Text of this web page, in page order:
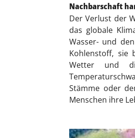
Nachbarschaft
Der Verlust der
das globale
Wasser- und
Kohlenstoff, sie
Wetter und
Stämme oder
Menschen ihre